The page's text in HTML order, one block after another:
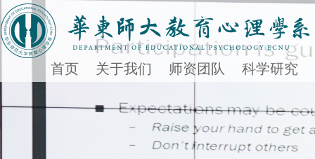
首页 关于我们 师资团队 科学研究